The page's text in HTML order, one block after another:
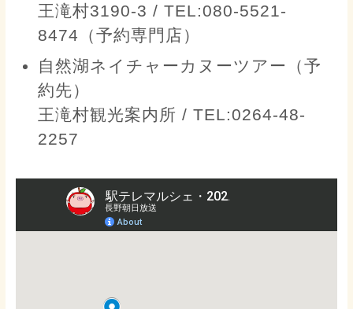
王滝村3190-3 / TEL:080-5521-
8474（予約専門店）
自然湖ネイチャーカヌーツアー（予
約先）
王滝村観光案内所 / TEL:0264-48-
2257